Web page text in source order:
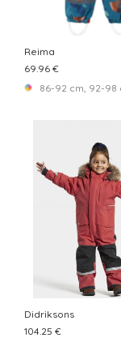
Reima
69.96 €
86-92 cm, 92-98
Didriksons
104.25 €